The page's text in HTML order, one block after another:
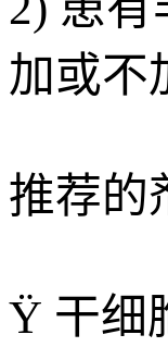
加或不
推荐的
Ÿ 干细